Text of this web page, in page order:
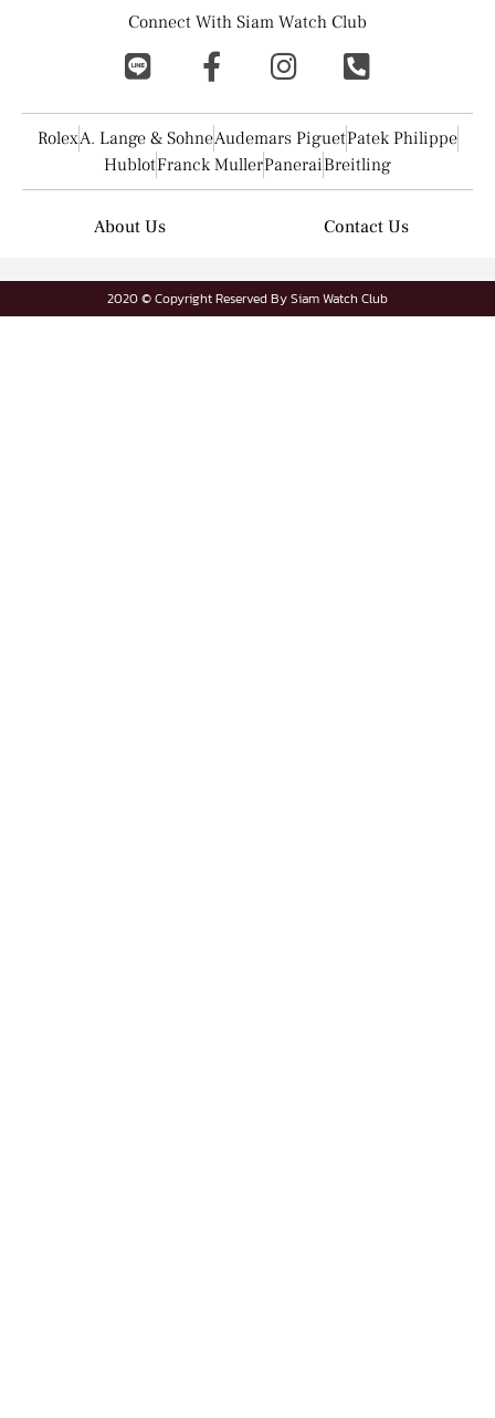
Connect With Siam Watch Club
RolexA. Lange & SohneAudemars PiguetPatek Philippe
HublotFranck MullerPaneraiBreitling
About Us Contact Us
2020 © Copyright Reserved By Siam Watch Club